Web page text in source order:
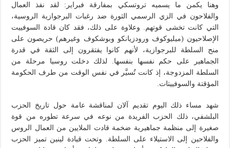
وهنا يكمن ما يسميه تروتسكي بمفارقة فبراير: لقد نفذ العمال
والفلاحون في الزي الرسمي الثورة ضد رغبات البرجوازية الروسية،
التي كانت تخشى قوتهم. وعلاوة على ذلك، فقد كان قادة السوفييت
الإصلاحيون (ميليوكوف ورودزيانكو وبوشكوف وغيرهم) حريصون على
منح السلطة للبرجوازية، لأنهم كانوا يفتقرون إلى الثقة في قدرة
الجماهير على حكم نفسها بنفسها. لذلك دخلت روسيا مرحلة من
السلطة المزدوجة، إذ كانت تُسيَّر في نفس الوقت من طرف الحكومة
المؤقتة والسوفييتات.
شهد مساء ذلك اليوم تقديم آلان لمناقشة عامة حول تاريخ الحزب
البلشفي، ذلك الحزب الفريدة من نوعه في سرعة تطوره من قوة
صغيرة إلى منظمة جماهيرية ضخمة قادت الملايين من العمال الروس
والفلاحين إلى الاستيلاء على السلطة. وتحت قيادة لينين تميز الحزب